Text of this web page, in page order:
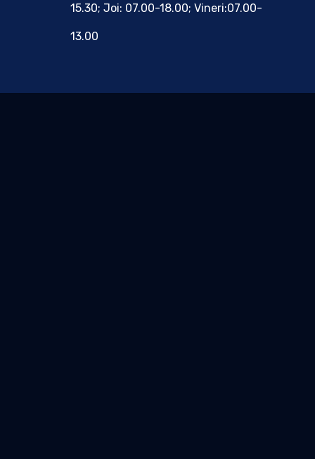
15.30; Joi: 07.00-18.00; Vineri:07.00-
13.00